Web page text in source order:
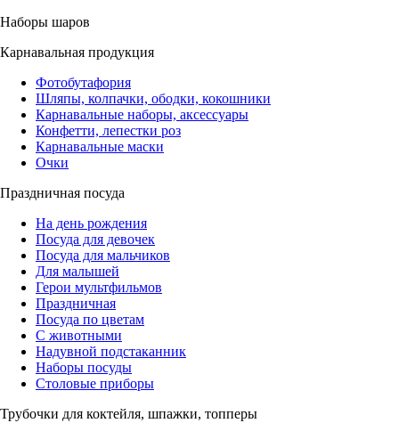
Наборы шаров
Карнавальная продукция
Фотобутафория
Шляпы, колпачки, ободки, кокошники
Карнавальные наборы, аксессуары
Конфетти, лепестки роз
Карнавальные маски
Очки
Праздничная посуда
На день рождения
Посуда для девочек
Посуда для мальчиков
Для малышей
Герои мультфильмов
Праздничная
Посуда по цветам
С животными
Надувной подстаканник
Наборы посуды
Столовые приборы
Трубочки для коктейля, шпажки, топперы